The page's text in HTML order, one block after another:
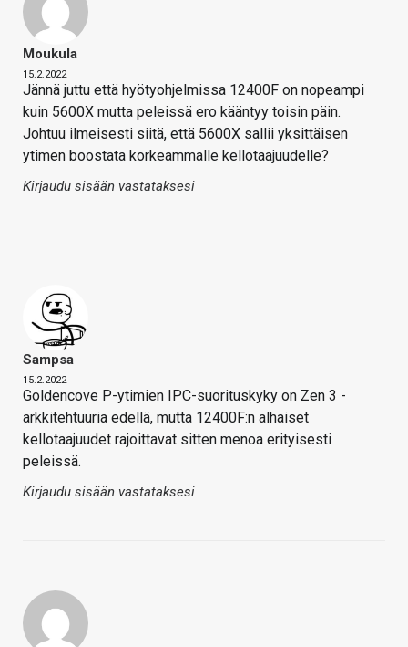
Moukula
15.2.2022
Jännä juttu että hyötyohjelmissa 12400F on nopeampi
kuin 5600X mutta peleissä ero kääntyy toisin päin.
Johtuu ilmeisesti siitä, että 5600X sallii yksittäisen
ytimen boostata korkeammalle kellotaajuudelle?
Kirjaudu sisään vastataksesi
Sampsa
15.2.2022
Goldencove P-ytimien IPC-suorituskyky on Zen 3 -
arkkitehtuuria edellä, mutta 12400F:n alhaiset
kellotaajuudet rajoittavat sitten menoa erityisesti
peleissä.
Kirjaudu sisään vastataksesi